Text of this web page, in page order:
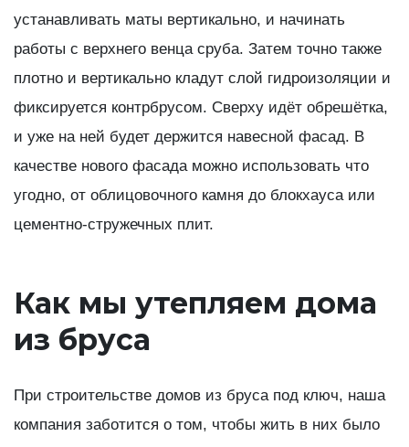
устанавливать маты вертикально, и начинать
работы с верхнего венца сруба. Затем точно также
плотно и вертикально кладут слой гидроизоляции и
фиксируется контрбрусом. Сверху идёт обрешётка,
и уже на ней будет держится навесной фасад. В
качестве нового фасада можно использовать что
угодно, от облицовочного камня до блокхауса или
цементно-стружечных плит.
Как мы утепляем дома
из бруса
При строительстве домов из бруса под ключ, наша
компания заботится о том, чтобы жить в них было